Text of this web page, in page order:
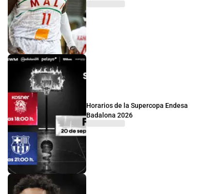
Horarios de la Supercopa Endesa
Badalona 2026